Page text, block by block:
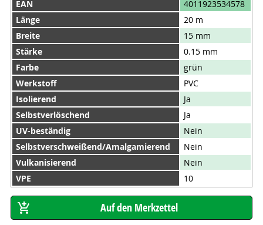
EAN
4011923534578
Länge
20 m
Breite
15 mm
Stärke
0.15 mm
Farbe
grün
Werkstoff
PVC
Isolierend
Ja
Selbstverlöschend
Ja
UV-beständig
Nein
Selbstverschweißend/Amalgamierend
Nein
Vulkanisierend
Nein
VPE
10